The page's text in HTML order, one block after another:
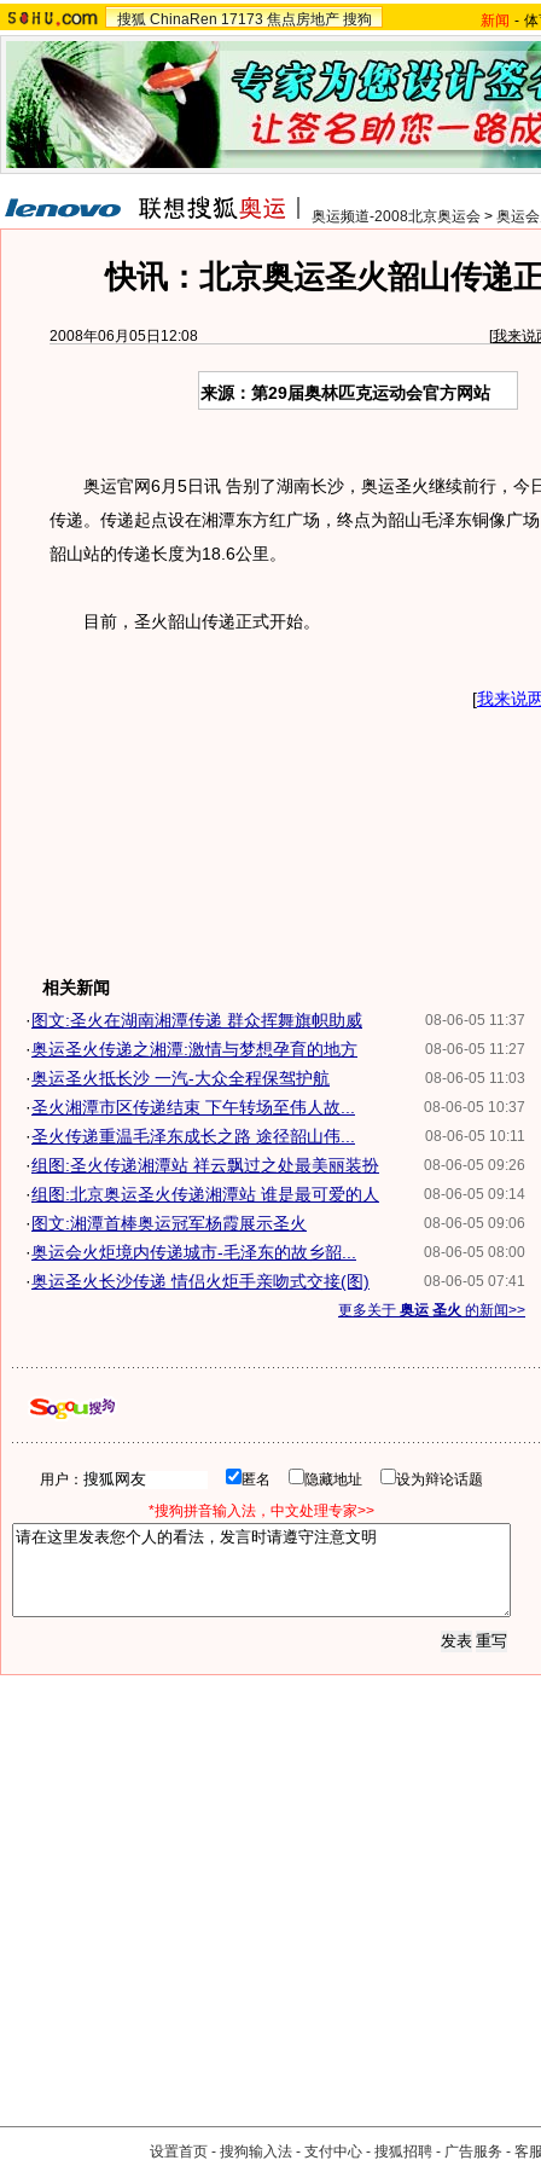
搜狐 ChinaRen 17173 焦点房地产 搜狗 新闻 -
奥运频道-2008北京奥运会 > 奥运
快讯：北京奥运圣火韶山传递
2008年06月05日12:08 [我来说
来源：第29届奥林匹克运动会官方网站
奥运官网6月5日讯 告别了湖南长沙，奥运圣火继续前行，今
传递。传递起点设在湘潭东方红广场，终点为韶山毛泽东铜像广
韶山站的传递长度为18.6公里。
目前，圣火韶山传递正式开始。
[我来说
相关新闻
08-06-05 11:37
·图文:圣火在湖南湘潭传递 群众挥舞旗帜助威
08-06-05 11:27
·奥运圣火传递之湘潭:激情与梦想孕育的地方
08-06-05 11:03
·奥运圣火抵长沙 一汽-大众全程保驾护航
08-06-05 10:37
·圣火湘潭市区传递结束 下午转场至伟人故...
08-06-05 10:11
·圣火传递重温毛泽东成长之路 途径韶山伟...
08-06-05 09:26
·组图:圣火传递湘潭站 祥云飘过之处最美丽装扮
08-06-05 09:14
·组图:北京奥运圣火传递湘潭站 谁是最可爱的人
08-06-05 09:06
·图文:湘潭首棒奥运冠军杨霞展示圣火
08-06-05 08:00
·奥运会火炬境内传递城市-毛泽东的故乡韶...
08-06-05 07:41
·奥运圣火长沙传递 情侣火炬手亲吻式交接(图)
更多关于 奥运 圣火 的新闻>>
用户： 匿名 隐藏地址
设为辩论话题
*搜狗拼音输入法，中文处理专家>>
设置首页 - 搜狗输入法 - 支付中心 - 搜狐招聘 - 广告服务 - 客